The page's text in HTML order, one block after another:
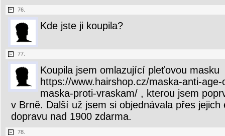
76.
Kde jste ji koupila?
77.
Koupila jsem omlazující pleťovou masku
https://www.hairshop.cz/maska-anti-
maska-proti-vraskam/ , kterou jsem
v Brně. Další už jsem si objednávala přes jejich
dopravu nad 1900 zdarma.
78.